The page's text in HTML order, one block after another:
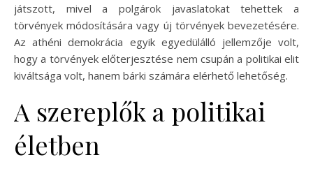
játszott, mivel a polgárok javaslatokat tehettek a
törvények módosítására vagy új törvények bevezetésére.
Az athéni demokrácia egyik egyedülálló jellemzője volt,
hogy a törvények előterjesztése nem csupán a politikai elit
kiváltsága volt, hanem bárki számára elérhető lehetőség.
A szereplők a politikai
életben